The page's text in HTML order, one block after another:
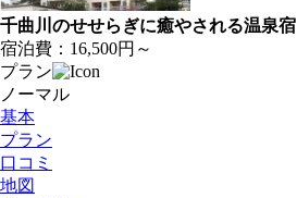
千曲川のせせらぎに癒やされる温泉宿
宿泊費： 16,500円～
プラン
ノーマル
基本
プラン
口コミ
地図